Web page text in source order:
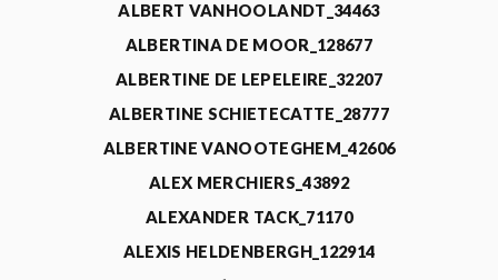
ALBERT VANHOOLANDT_34463
ALBERTINA DE MOOR_128677
ALBERTINE DE LEPELEIRE_32207
ALBERTINE SCHIETECATTE_28777
ALBERTINE VANOOTEGHEM_42606
ALEX MERCHIERS_43892
ALEXANDER TACK_71170
ALEXIS HELDENBERGH_122914